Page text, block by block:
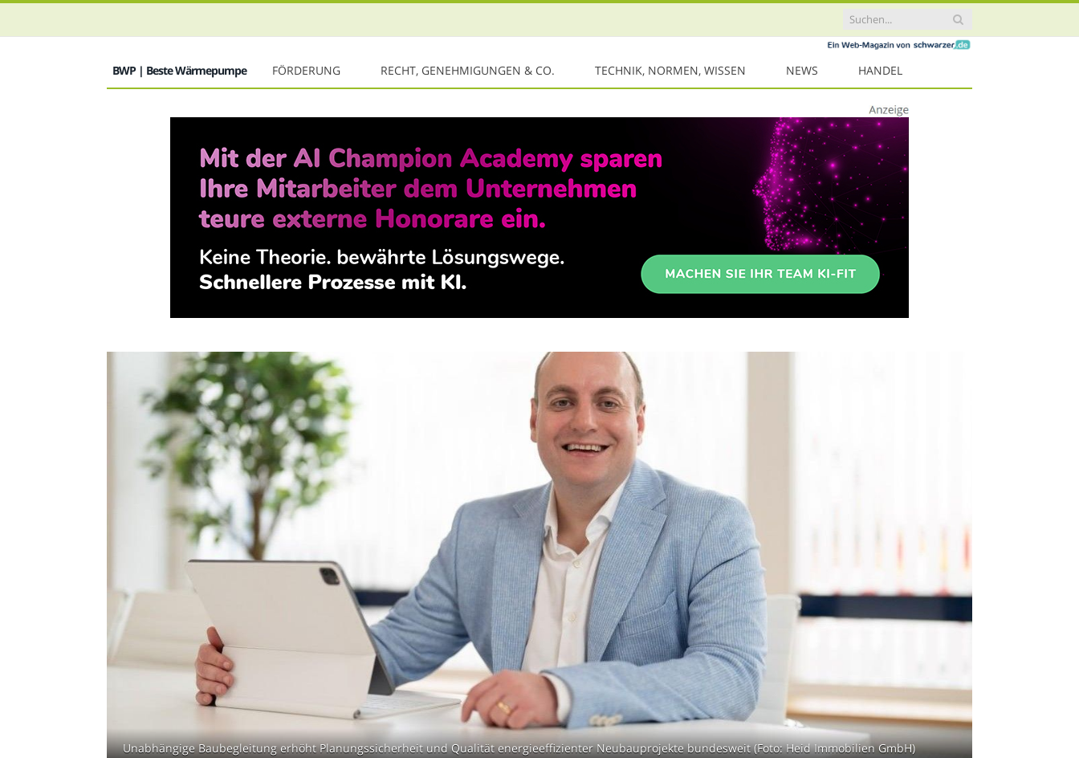
BWP | Beste Wärmepumpe FÖRDERUNG RECHT, GENEHMIGUNGEN & CO. TECHNIK, NORMEN, WISSEN NEWS HANDEL
Unabhängige Baubegleitung erhöht Planungssicherheit und Qualität energieeffizienter Neubauprojekte bundesweit (Foto: Heid Im­mo­bi­li­en­ GmbH)